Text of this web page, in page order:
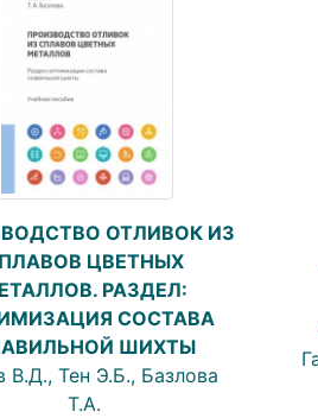
ОТЛИВОК ИЗ
ЦВЕТНЫХ
РАЗДЕЛ:
СОСТАВА
ШИХТЫ
В.Д., Тен Э.Б., Базлова
Т.А.